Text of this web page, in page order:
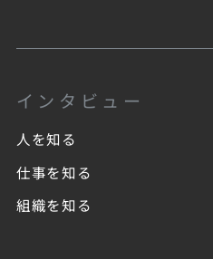
インタビュー
人を知る
仕事を知る
組織を知る